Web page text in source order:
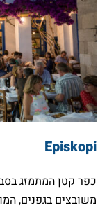
Episkopi
כפר קטן המתמזג